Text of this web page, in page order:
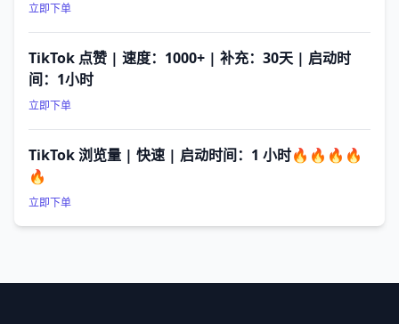
立即下单
TikTok 点赞 | 速度：1000+ | 补充：30天 | 启动时
间：1小时
立即下单
TikTok 浏览量 | 快速 | 启动时间：1 小时🔥🔥🔥🔥
🔥
立即下单